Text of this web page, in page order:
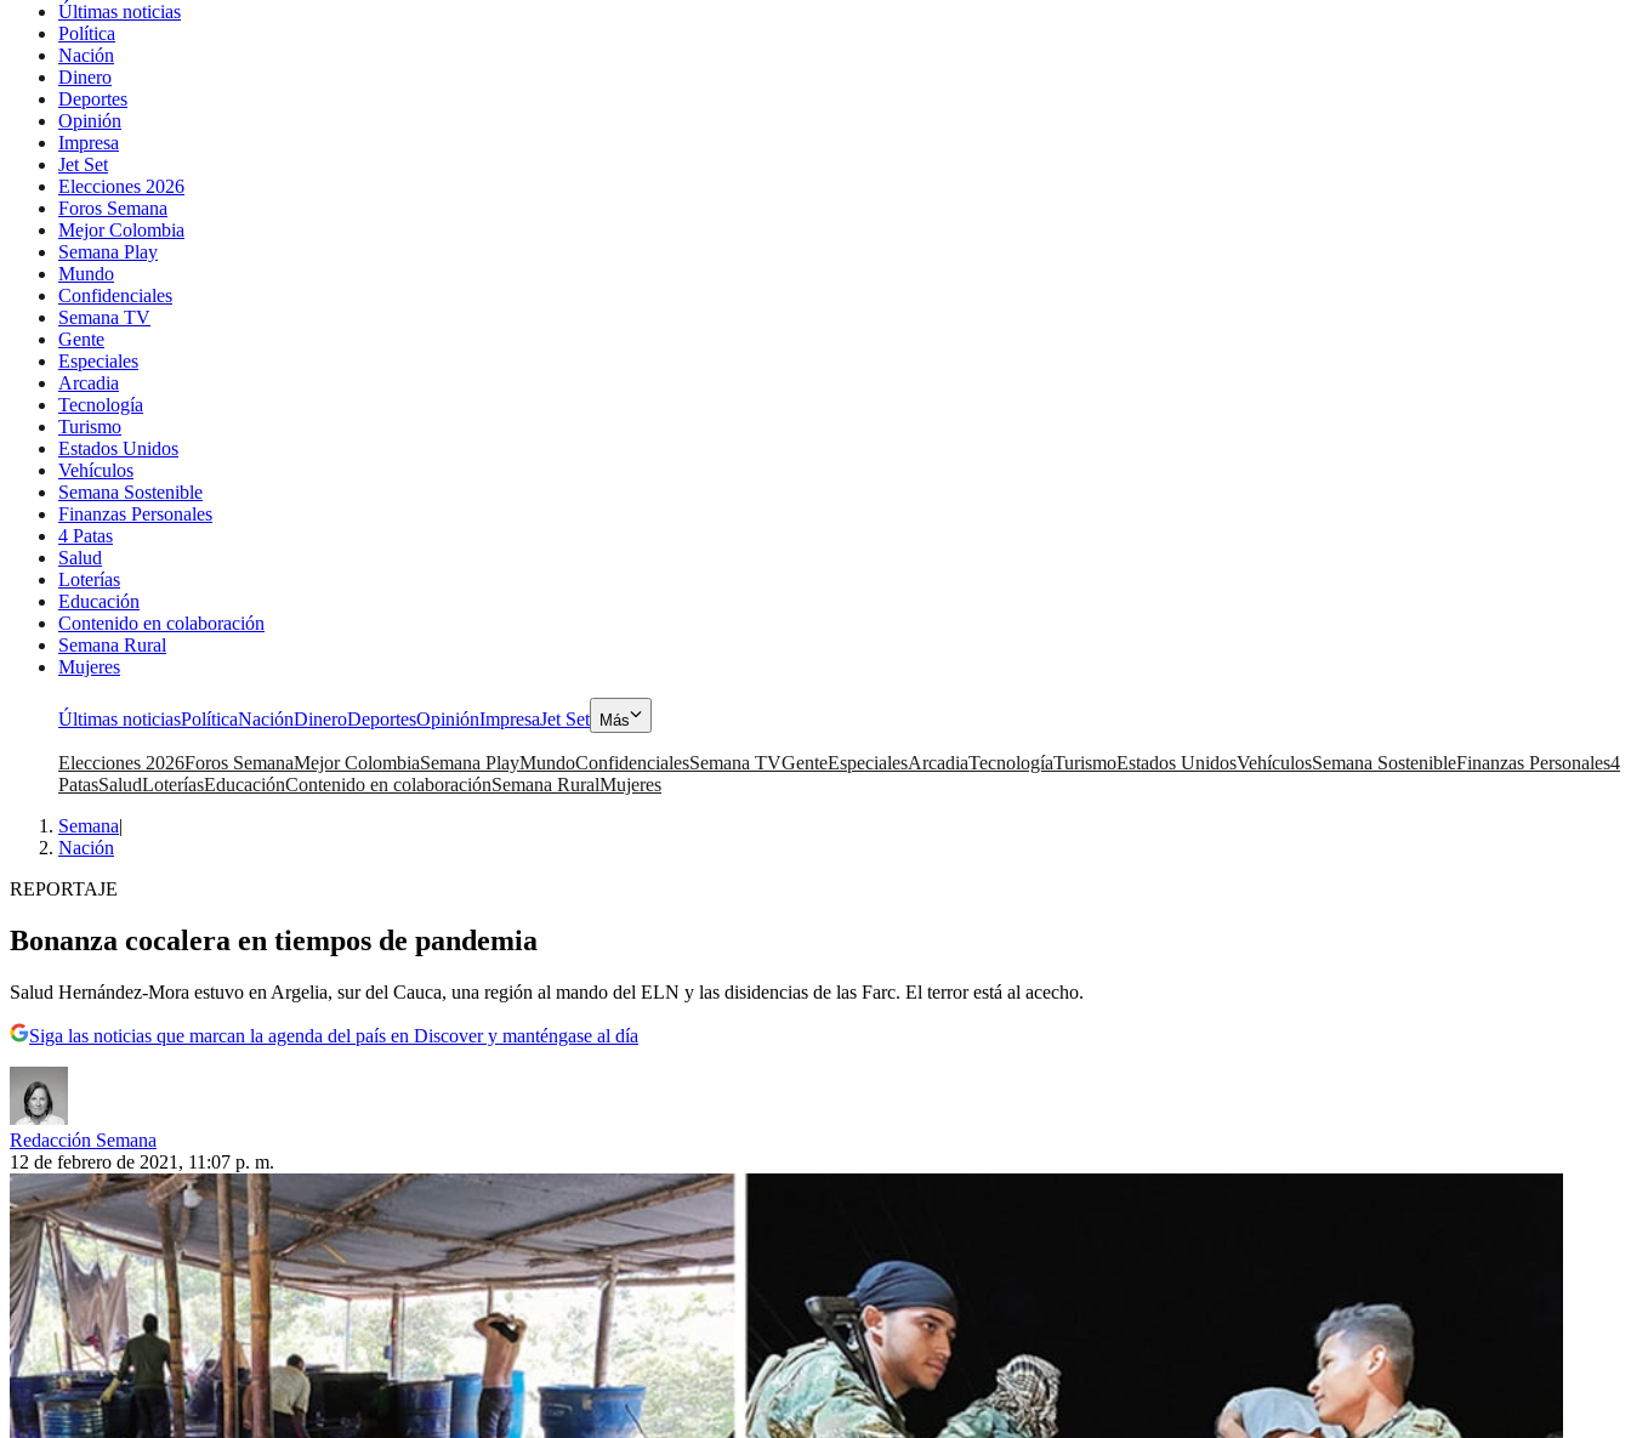
Últimas noticias
Política
Nación
Dinero
Deportes
Opinión
Impresa
Jet Set
Elecciones 2026
Foros Semana
Mejor Colombia
Semana Play
Mundo
Confidenciales
Semana TV
Gente
Especiales
Arcadia
Tecnología
Turismo
Estados Unidos
Vehículos
Semana Sostenible
Finanzas Personales
4 Patas
Salud
Loterías
Educación
Contenido en colaboración
Semana Rural
Mujeres
Últimas noticiasPolíticaNaciónDineroDeportesOpiniónImpresaJet Set Más
Elecciones 2026Foros SemanaMejor ColombiaSemana PlayMundoConfidencialesSemana TVGenteEspecialesArcadiaTecnologíaTurismoEstados UnidosVehículosSemana SostenibleFinanzas Personales4
PatasSaludLoteríasEducaciónContenido en colaboraciónSemana RuralMujeres
Semana|
Nación
REPORTAJE
Bonanza cocalera en tiempos de pandemia
Salud Hernández-Mora estuvo en Argelia, sur del Cauca, una región al mando del ELN y las disidencias de las Farc. El terror está al acecho.
Siga las noticias que marcan la agenda del país en Discover y manténgase al día
Redacción Semana
12 de febrero de 2021, 11:07 p. m.